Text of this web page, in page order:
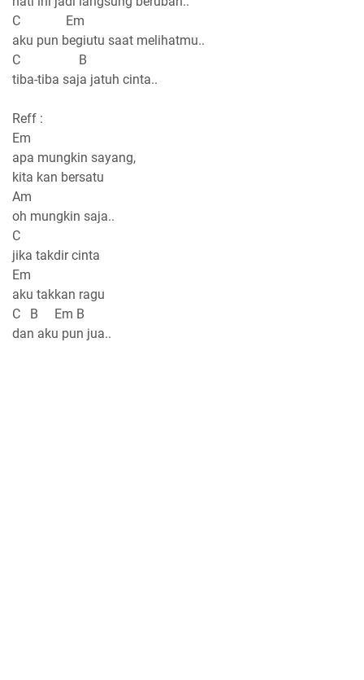
C Em
aku pun begiutu saat melihatmu..
C B
tiba-tiba saja jatuh cinta..
Reff :
Em
apa mungkin sayang,
kita kan bersatu
Am
oh mungkin saja..
C
jika takdir cinta
Em
aku takkan ragu
C B Em B
dan aku pun jua..